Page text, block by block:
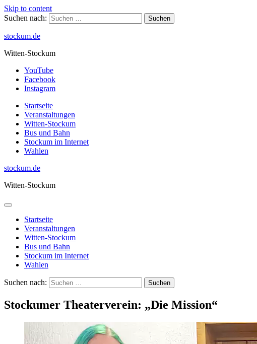
Skip to content
Suchen nach:
stockum.de
Witten-Stockum
YouTube
Facebook
Instagram
Startseite
Veranstaltungen
Witten-Stockum
Bus und Bahn
Stockum im Internet
Wahlen
stockum.de
Witten-Stockum
Startseite
Veranstaltungen
Witten-Stockum
Bus und Bahn
Stockum im Internet
Wahlen
Suchen nach:
Stockumer Theaterverein: „Die Mission“